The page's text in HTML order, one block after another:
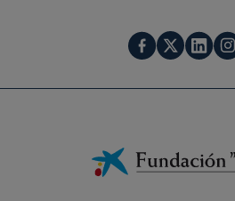
Fundación
La